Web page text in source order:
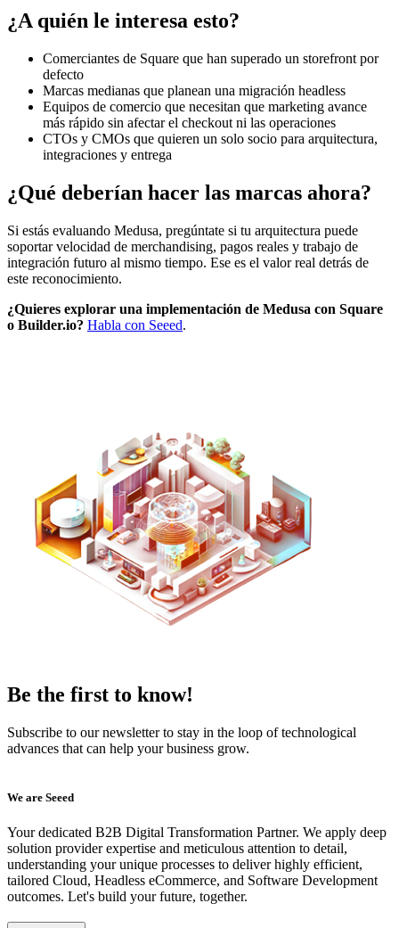
¿A quién le interesa esto?
Comerciantes de Square que han superado un storefront por
defecto
Marcas medianas que planean una migración headless
Equipos de comercio que necesitan que marketing avance
más rápido sin afectar el checkout ni las operaciones
CTOs y CMOs que quieren un solo socio para arquitectura,
integraciones y entrega
¿Qué deberían hacer las marcas ahora?
Si estás evaluando Medusa, pregúntate si tu arquitectura puede
soportar velocidad de merchandising, pagos reales y trabajo de
integración futuro al mismo tiempo. Ese es el valor real detrás de
este reconocimiento.
¿Quieres explorar una implementación de Medusa con Square
o Builder.io? Habla con Seeed.
Be the first to know!
Subscribe to our newsletter to stay in the loop of technological
advances that can help your business grow.
We are Seeed
Your dedicated B2B Digital Transformation Partner. We apply deep
solution provider expertise and meticulous attention to detail,
understanding your unique processes to deliver highly efficient,
tailored Cloud, Headless eCommerce, and Software Development
outcomes. Let's build your future, together.